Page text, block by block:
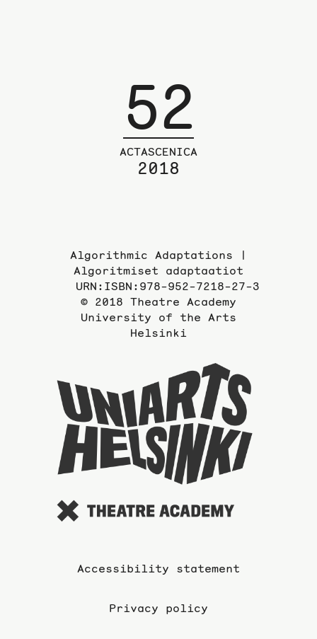
52
ACTASCENICA
2018
Algorithmic Adaptations |
Algoritmiset adaptaatiot
URN:ISBN:978-952-7218-27-3
© 2018 Theatre Academy
University of the Arts
Helsinki
Accessibility statement
Privacy policy